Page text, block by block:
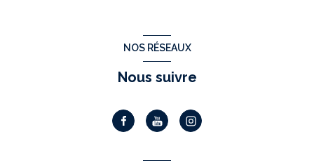
NOS RÉSEAUX
Nous suivre